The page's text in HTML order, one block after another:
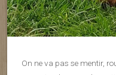
On ne va pas se mentir,